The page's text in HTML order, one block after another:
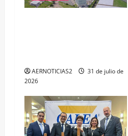
AERNOTICIAS2
31 de julio de
2026